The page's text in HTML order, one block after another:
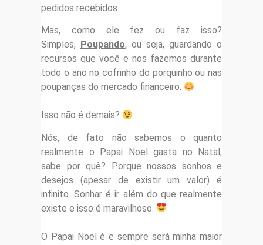
pedidos recebidos.
Mas, como ele fez ou faz isso?
Simples,
Poupando, ou seja, guardando o
recursos que você e nos fazemos durante
todo o ano no cofrinho do porquinho ou nas
poupanças do mercado financeiro.
Isso não é demais?
Nós, de fato não sabemos o quanto
realmente o Papai Noel gasta no Natal,
sabe por quê? Porque nossos sonhos e
desejos (apesar de existir um valor) é
infinito. Sonhar é ir além do que realmente
existe e isso é maravilhoso.
O Papai Noel é e sempre será minha maior